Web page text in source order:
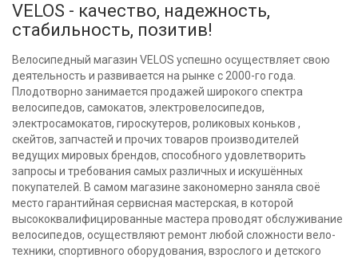
VELOS - качество, надежность,
стабильность, позитив!
Велосипедный магазин VELOS успешно осуществляет свою
деятельность и развивается на рынке с 2000-го года.
Плодотворно занимается продажей широкого спектра
велосипедов, самокатов, электровелосипедов,
электросамокатов, гироскутеров, роликовых коньков ,
скейтов, запчастей и прочих товаров производителей
ведущих мировых брендов, способного удовлетворить
запросы и требования самых различных и искушённых
покупателей. В самом магазине закономерно заняла своё
место гарантийная сервисная мастерская, в которой
высококвалифицированные мастера проводят обслуживание
велосипедов, осуществляют ремонт любой сложности вело-
техники, спортивного оборудования, взрослого и детского